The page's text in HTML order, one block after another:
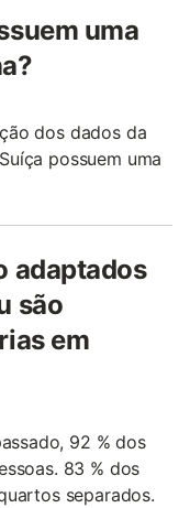
uma
dos dados da
possuem uma
adaptados
são
em
92 % dos
83 % dos
separados.